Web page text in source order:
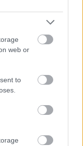
web or
to
előtt. A nem